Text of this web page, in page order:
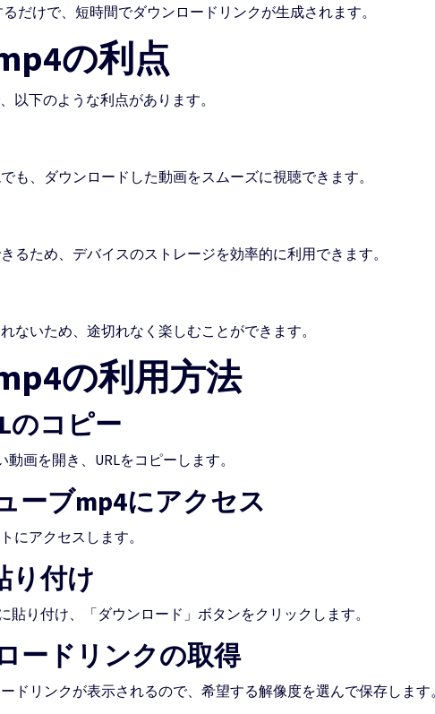
だけで、短時間でダウンロードリンクが生成されます。
の利点
以下のような利点があります。
も、ダウンロードした動画をスムーズに視聴できます。
るため、デバイスのストレージを効率的に利用できます。
ないため、途切れなく楽しむことができます。
の利用方法
のコピー
画を開き、URLをコピーします。
ーブmp4にアクセス
にアクセスします。
り付け
貼り付け、「ダウンロード」ボタンをクリックします。
ードリンクの取得
ドリンクが表示されるので、希望する解像度を選んで保存します。